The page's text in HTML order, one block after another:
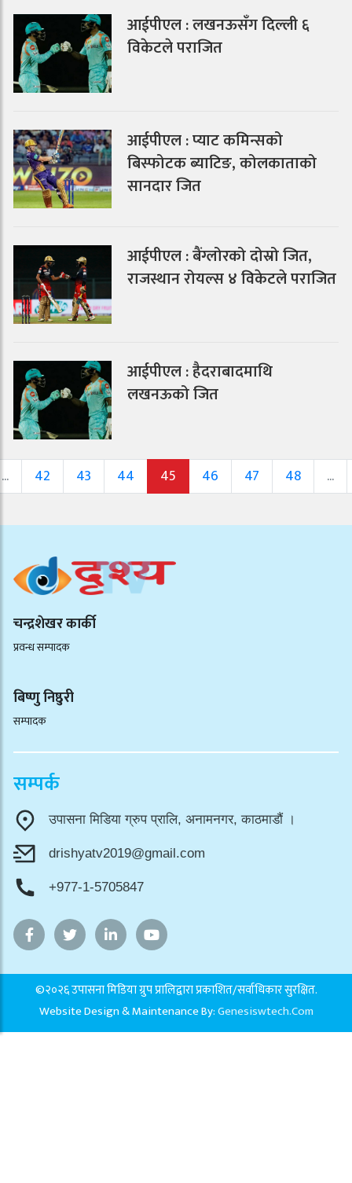
आईपीएल : लखनऊसँग दिल्ली ६
विकेटले पराजित
आईपीएल : प्याट कमिन्सको
बिस्फोटक ब्याटिङ, कोलकाताको
सानदार जित
आईपीएल : बैंग्लोरको दोस्रो जित,
राजस्थान रोयल्स ४ विकेटले पराजित
आईपीएल : हैदराबादमाथि
लखनऊको जित
... 42 43 44 45 46 47 48 ...
चन्द्रशेखर कार्की
प्रवन्ध सम्पादक
बिष्णु निष्ठुरी
सम्पादक
सम्पर्क
उपासना मिडिया ग्रुप प्रालि, अनामनगर, काठमाडौं ।
drishyatv2019@gmail.com
+977-1-5705847
©२०२६ उपासना मिडिया ग्रुप प्रालिद्वारा प्रकाशित/सर्वाधिकार सुरक्षित.
Website Design & Maintenance By:Genesiswtech.com